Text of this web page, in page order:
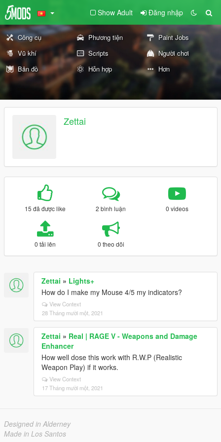
Show Adult Đăng nhập
Công cụ Phương tiện
Paint Jobs
Vũ khí
Scripts
Người chơi
Bản đồ
Hỗn hợp Hơn
Zettai
15 đã được like 2 bình luận 0 videos
0 tải lên 0 theo dõi
Zettai » Lights+
How do I make my Mouse 4/5 my indicators?
View Context
28 Tháng mười một, 2021
Zettai » Real | RAGE V - Weapons and Damage
Enhancer
How well dose this work with R.W.P (Realistic
Weapon Play) if it works.
View Context
17 Tháng mười một, 2021
Designed in Alderney
Made in Los Santos